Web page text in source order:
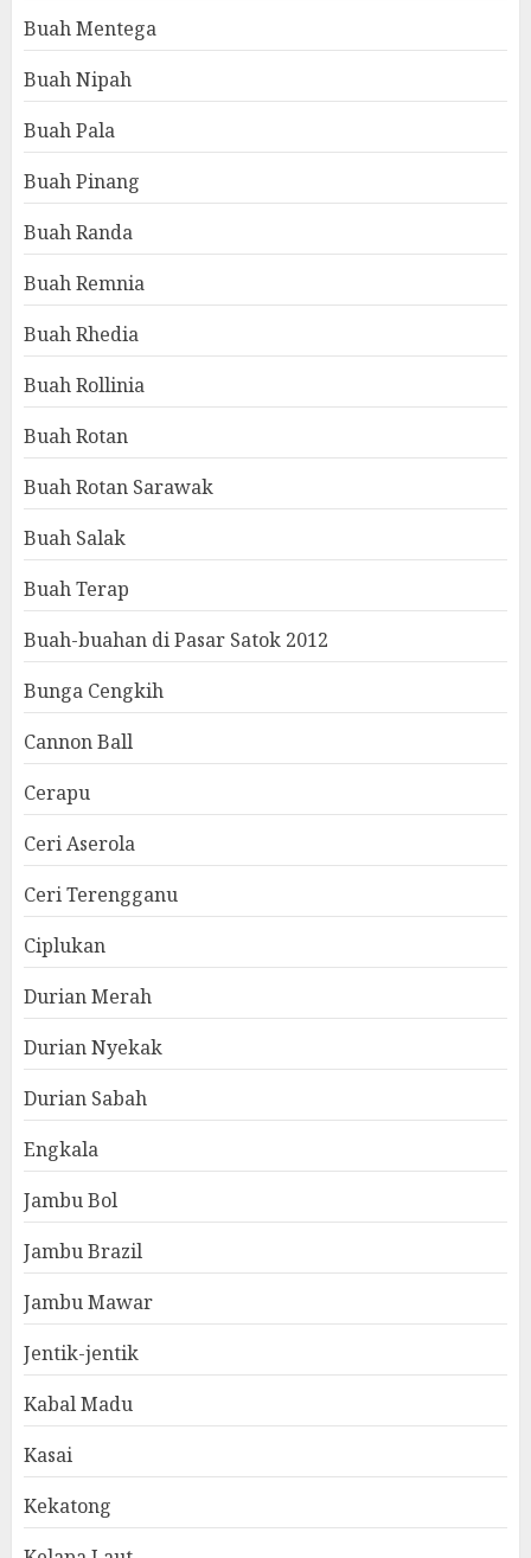
Buah Mentega
Buah Nipah
Buah Pala
Buah Pinang
Buah Randa
Buah Remnia
Buah Rhedia
Buah Rollinia
Buah Rotan
Buah Rotan Sarawak
Buah Salak
Buah Terap
Buah-buahan di Pasar Satok 2012
Bunga Cengkih
Cannon Ball
Cerapu
Ceri Aserola
Ceri Terengganu
Ciplukan
Durian Merah
Durian Nyekak
Durian Sabah
Engkala
Jambu Bol
Jambu Brazil
Jambu Mawar
Jentik-jentik
Kabal Madu
Kasai
Kekatong